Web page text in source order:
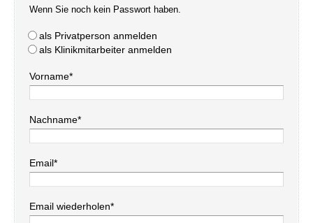
Wenn Sie noch kein Passwort haben.
als Privatperson anmelden
als Klinikmitarbeiter anmelden
Vorname*
Nachname*
Email*
Email wiederholen*